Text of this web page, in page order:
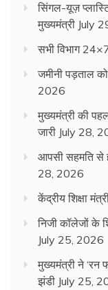
सिंगल-यूज़
मुख्यमंत्री July
सभी विभाग
जमीनी पड़ताल
2026
मुख्यमंत्री की
जारी July 28,
आपसी सहमति से
28, 2026
केंद्रीय शिक्षा
निजी कॉलेजों के
July 25, 2026
मुख्यमंत्री ने ‘रन
झंडी July 25,